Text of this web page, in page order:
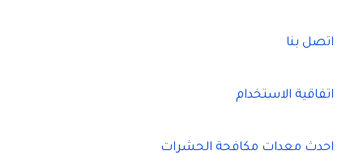
اتصل بنا
اتفاقية الاستخدام
احدث معدات مكافحة الحشرات